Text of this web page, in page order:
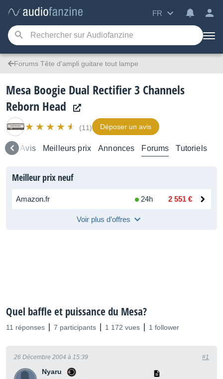
FR
Forums Tête d'ampli guitare tout lampe
Mesa Boogie Dual Rectifier 3 Channels
Reborn Head
(11) Déposer un avis
Avis Meilleurs prix Annonces Forums Tutoriels
Meilleur prix neuf
Amazon.fr 24h 2 551 €
Voir plus d’offres
Quel baffle et puissance du Mesa?
11 réponses 7 participants 1 172 vues 1 follower
Nyaru
26 Décembre 2004 à 15:39 #1